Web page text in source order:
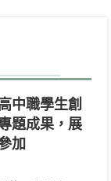
中職學生創
題成果，展
加